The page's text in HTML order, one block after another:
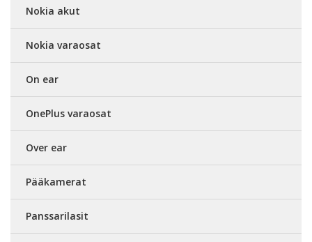
Nokia akut
Nokia varaosat
On ear
OnePlus varaosat
Over ear
Pääkamerat
Panssarilasit